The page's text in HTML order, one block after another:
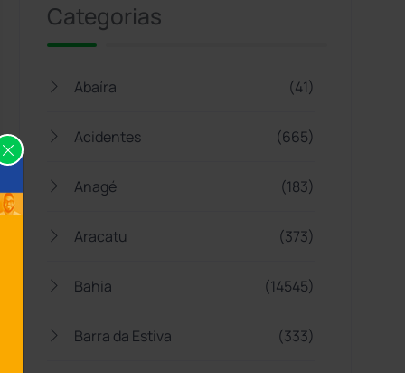
Categorias
Abaíra (41)
Acidentes (665)
Anagé (183)
Aracatu (373)
Bahia (14545)
Barra da Estiva (333)